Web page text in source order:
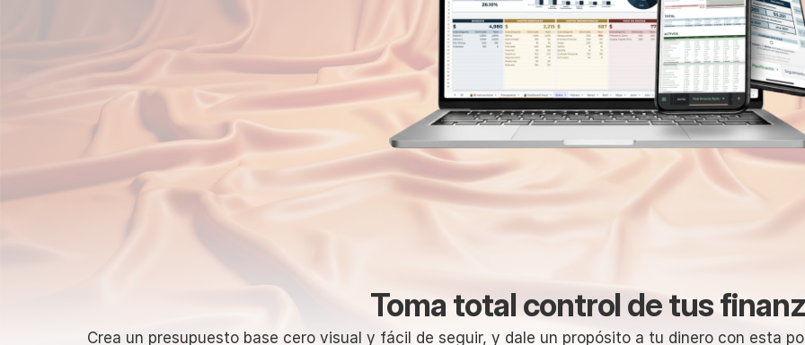
Toma total control de tus
Crea un presupuesto base cero visual y fácil de seguir, y dale un propósito a tu dinero con esta